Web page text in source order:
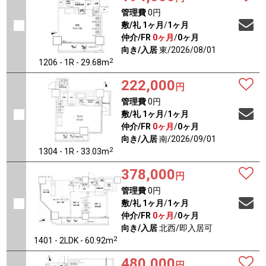
1206 - 1R - 29.68m2
管理費0円
敷/礼 1ヶ月 /1ヶ月
仲介/FR 0ヶ月 /0ヶ月
向き/入居東/2026/08/01
1304 - 1R - 33.03m2
222,000 円
管理費0円
敷/礼 1ヶ月 /1ヶ月
仲介/FR 0ヶ月 /0ヶ月
向き/入居南/2026/09/01
1401 - 2LDK - 60.92m2
378,000 円
管理費0円
敷/礼 1ヶ月 /1ヶ月
仲介/FR 0ヶ月 /0ヶ月
向き/入居北西/即入居可